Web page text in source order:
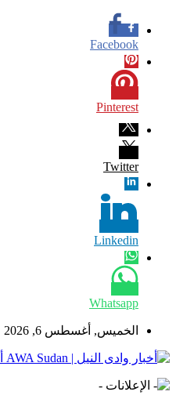
Facebook
Pinterest
Twitter
Linkedin
Whatsapp
الخميس, أغسطس 6, 2026